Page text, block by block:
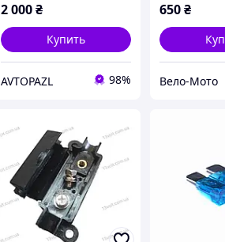
2 000₴
Купить
AVTOPAZL 98%
650₴
Вело-Мото